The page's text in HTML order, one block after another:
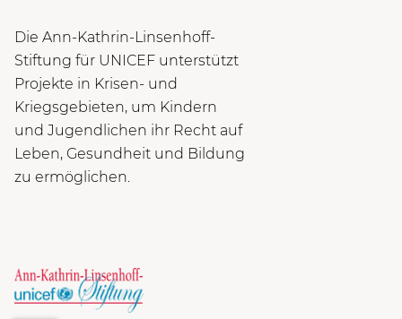
Die Ann-Kathrin-Linsenhoff-
Stiftung für UNICEF unterstützt
Projekte in Krisen- und
Kriegsgebieten, um Kindern
und Jugendlichen ihr Recht auf
Leben, Gesundheit und Bildung
zu ermöglichen.